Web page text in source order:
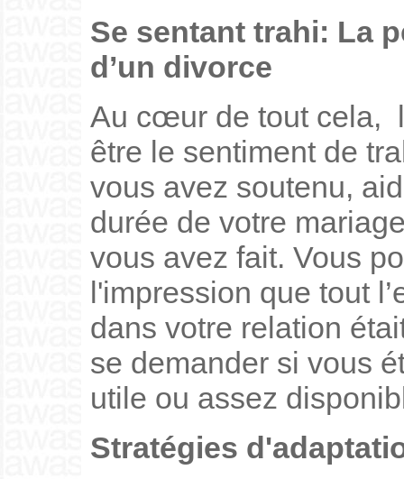
Se sentant trahi: La
d’un divorce
Au cœur de tout cela,
être le sentiment de
vous avez soutenu,
durée de votre
vous avez fait. Vous
l'impression que tout
dans votre relation
se demander si vous
utile ou assez
Stratégies